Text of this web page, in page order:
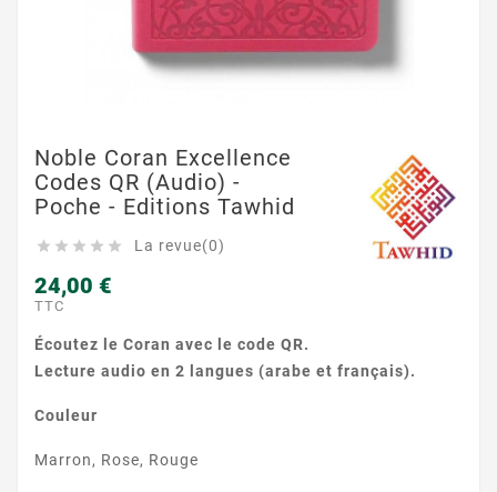
Noble Coran Excellence
Codes QR (Audio) -
Poche - Editions Tawhid
     La revue(0)
24,00 €
TTC
Écoutez le Coran avec le code QR.
Lecture audio en 2 langues (arabe et français).
Couleur
Marron, Rose, Rouge